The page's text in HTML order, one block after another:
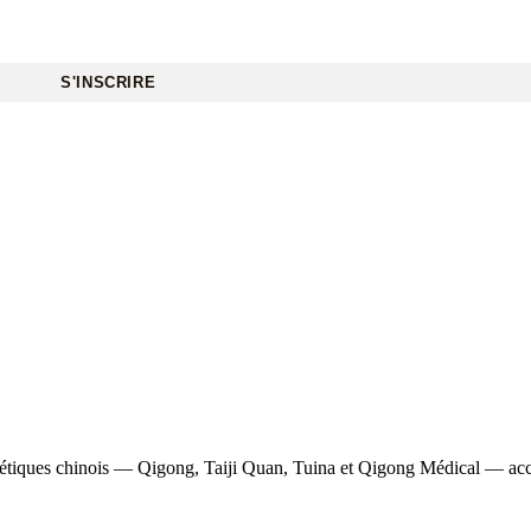
S'INSCRIRE
chinois — Qigong, Taiji Quan, Tuina et Qigong Médical —